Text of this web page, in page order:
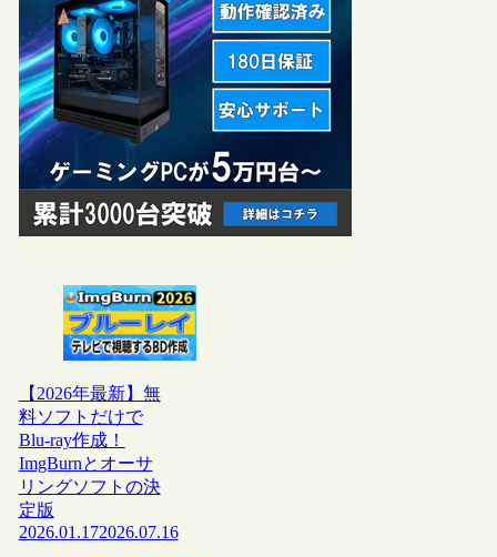
【2026年最新】無
料ソフトだけで
Blu-ray作成！
ImgBurnとオーサ
リングソフトの決
定版
2026.01.172026.07.16